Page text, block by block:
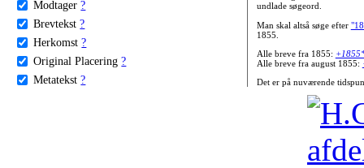
Modtager ?
Brevtekst ?
Herkomst ?
Original Placering ?
Metatekst ?
undlade søgeord.
Man skal altså søge efter
1855.
Alle breve fra 1855:
Alle breve fra august 1855:
Det er på nuværende